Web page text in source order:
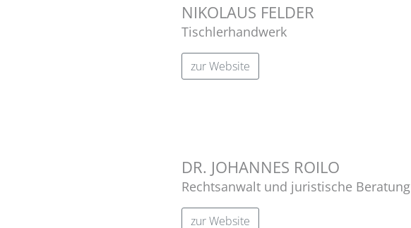
NIKOLAUS FELDER
Tischlerhandwerk
zur Website
DR. JOHANNES ROILO
Rechtsanwalt und juristische Beratung
zur Website